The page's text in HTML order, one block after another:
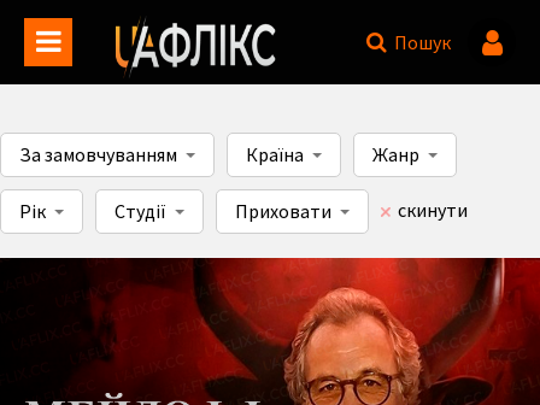
Пошук
За замовчуванням Країна Жанр
Рік Студії Приховати скинути